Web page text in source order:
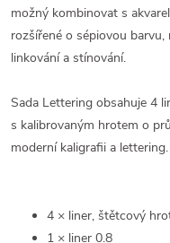
možný kombinovat s
rozšířené o sépiovou
linkování a stínování.
Sada Lettering obsahuje 4
s kalibrovaným hrotem o
moderní kaligrafii a lettering.
4 × liner, štětcový
1 × liner 0.8